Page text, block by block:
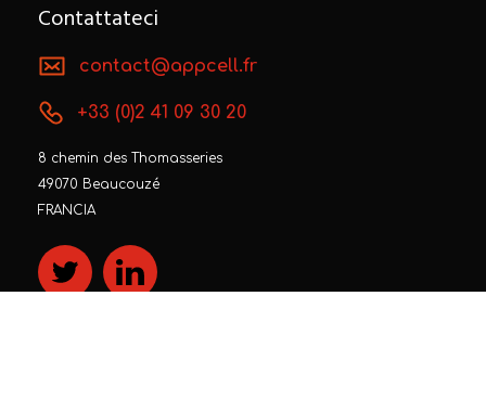
Contattateci
contact@appcell.fr
+33 (0)2 41 09 30 20
8 chemin des Thomasseries
49070 Beaucouzé
FRANCIA